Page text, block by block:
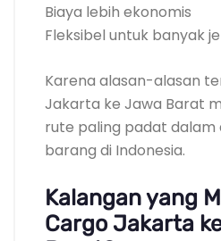
Biaya lebih ekonomis
Fleksibel untuk banyak
Karena alasan-alasan
Jakarta ke Jawa Barat
rute paling padat dalam
barang di Indonesia.
Kalangan yang
Cargo Jakarta